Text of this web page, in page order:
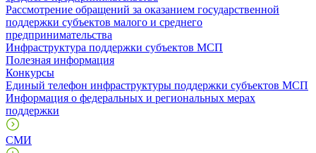
Рассмотрение обращений за оказанием государственной
поддержки субъектов малого и среднего
предпринимательства
Инфраструктура поддержки субъектов МСП
Полезная информация
Конкурсы
Единый телефон инфраструктуры поддержки субъектов МСП
Информация о федеральных и региональных мерах
поддержки
СМИ